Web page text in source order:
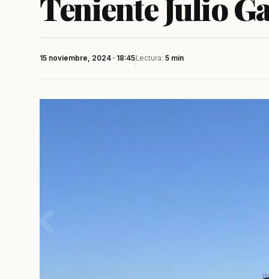
Teniente Julio
15 noviembre, 2024 · 18:45Lectura: 5 min